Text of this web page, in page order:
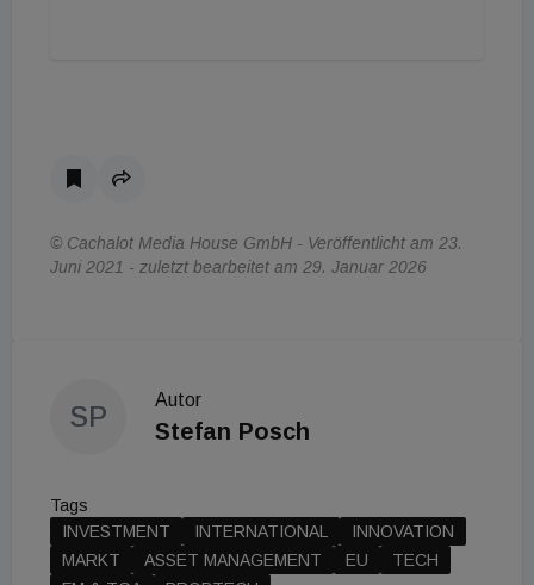
© Cachalot Media House GmbH - Veröffentlicht am 23.
Juni 2021 - zuletzt bearbeitet am 29. Januar 2026
SP
Autor
Stefan Posch
Tags
INVESTMENT
INTERNATIONAL
INNOVATION
MARKT
ASSET MANAGEMENT EU
TECH